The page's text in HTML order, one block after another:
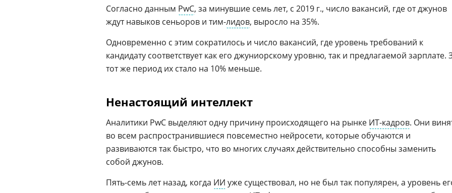
Согласно данным PwC, за минувшие семь лет, с 2019 г., число вакансий, где от джунов
ждут навыков сеньоров и тим-лидов, выросло на 35%.
Одновременно с этим сократилось и число вакансий, где уровень требований к
кандидату соответствует как его джуниорскому уровню, так и предлагаемой зарплате.
тот же период их стало на 10% меньше.
Ненастоящий интеллект
Аналитики PwC выделяют одну причину происходящего на рынке ИТ-кадров. Они
во всем распространившиеся повсеместно нейросети, которые обучаются и
развиваются так быстро, что во многих случаях действительно способны заменить
собой джунов.
Пять-семь лет назад, когда ИИ уже существовал, но не был так популярен, а уровень